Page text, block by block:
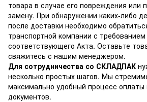
товара в случае его повреждения или
замену. При обнаружении каких-либо
после доставки необходимо
транспортной компании с
соответствующего Акта. Оставьте
свяжитесь с нашим менеджером.
Для сотрудничества со СКЛАДПАК
несколько простых шагов. Мы
максимально удобный процесс оплаты
документов.